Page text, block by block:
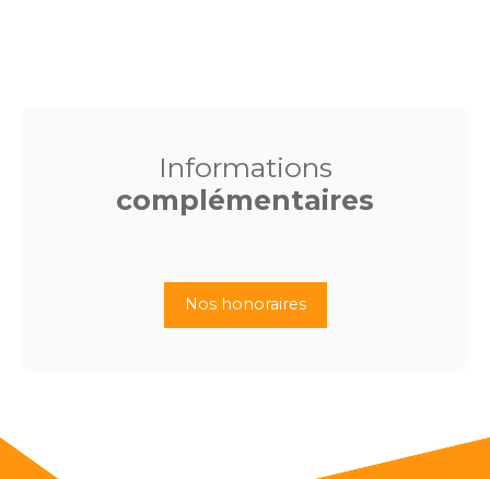
Informations
complémentaires
Nos honoraires